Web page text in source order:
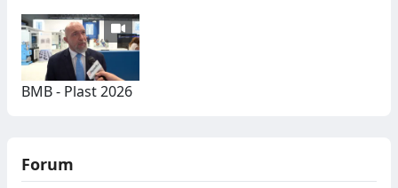
BMB - Plast 2026
Forum